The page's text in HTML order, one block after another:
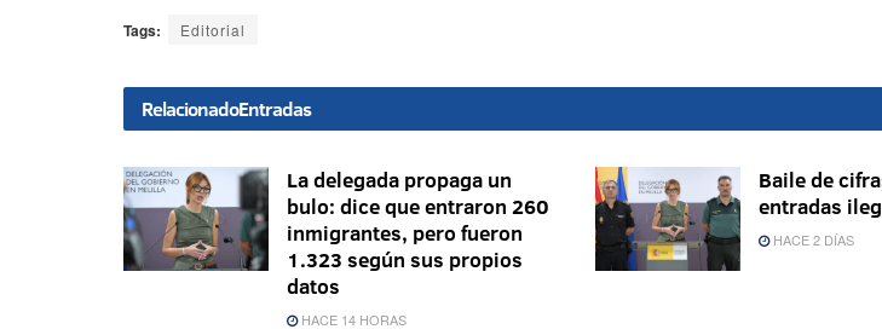
Tags: Editorial
RelacionadoEntradas
La delegada propaga un
bulo: dice que entraron 260
inmigrantes, pero fueron
1.323 según sus propios
datos
HACE 14 HORAS
Baile de
entradas
HACE 2 DÍAS